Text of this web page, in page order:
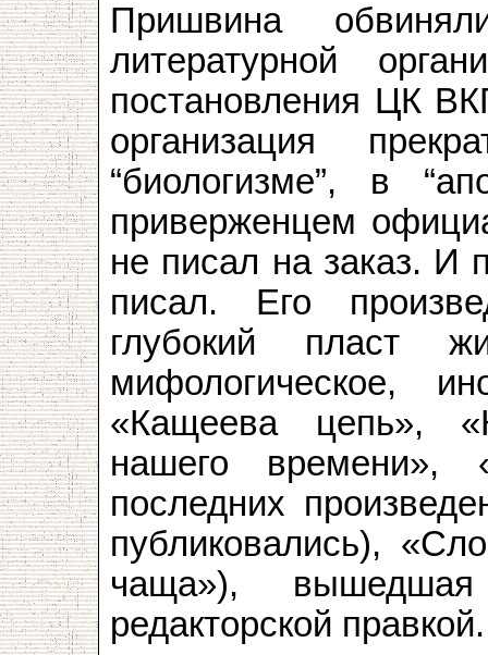
Пришвина
литературной
постановления ЦК
организация
“биологизме”, в
приверженцем
не писал на заказ. И
писал. Его
глубокий пласт
мифологическое,
«Кащеева цепь»,
нашего времени»,
последних
публиковались),
чаща»),
редакторской правкой.